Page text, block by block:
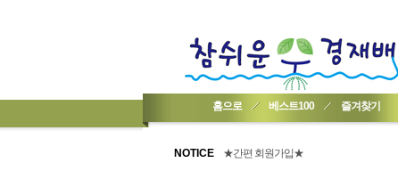
홈으로 베스트100 즐겨찾기
NOTICE
★기업회원가입 방법..
★간편 회원가입★